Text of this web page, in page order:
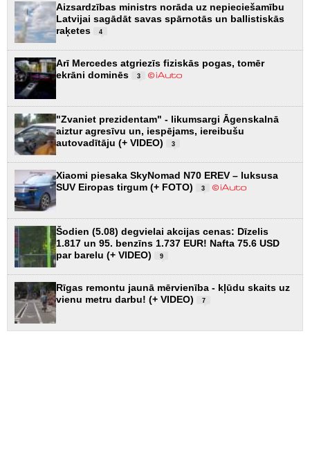
Aizsardzības ministrs norāda uz nepieciešamību
Latvijai sagādāt savas spārnotās un ballistiskās
raķetes
4
Arī Mercedes atgriezīs fiziskās pogas, tomēr
ekrāni dominēs
3
"Zvaniet prezidentam" - likumsargi Āgenskalnā
aiztur agresīvu un, iespējams, iereibušu
autovadītāju (+ VIDEO)
3
Xiaomi piesaka SkyNomad N70 EREV – luksusa
SUV Eiropas tirgum (+ FOTO)
3
Šodien (5.08) degvielai akcijas cenas: Dīzelis
1.817 un 95. benzīns 1.737 EUR! Nafta 75.6 USD
par barelu (+ VIDEO)
9
Rīgas remontu jaunā mērvienība - kļūdu skaits uz
vienu metru darbu! (+ VIDEO)
7